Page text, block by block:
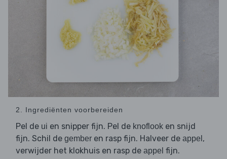
2. Ingrediënten voorbereiden
Pel de ui en snipper fijn. Pel de knoflook en snijd
fijn. Schil de gember en rasp fijn. Halveer de appel ,
verwijder het klokhuis en rasp de appel fijn.